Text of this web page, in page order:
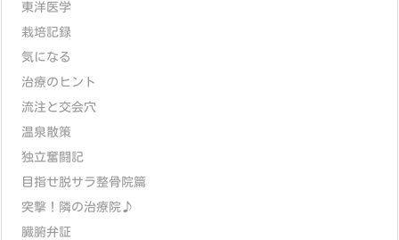
東洋医学
栽培記録
気になる
治療のヒント
流注と交会穴
温泉散策
独立奮闘記
目指せ脱サラ整骨院篇
突撃！隣の治療院♪
臓腑弁証